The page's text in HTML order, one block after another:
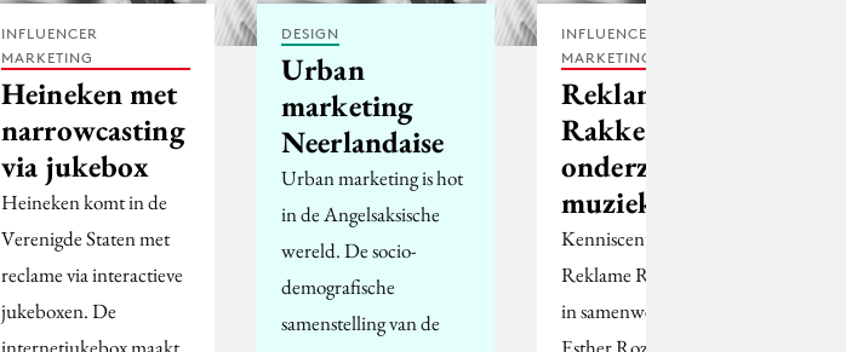
INFLUENCER
MARKETING
Heineken met
narrowcasting
via jukebox
Heineken komt in de
Verenigde Staten met
reclame via interactieve
jukeboxen. De
DESIGN
Urban
marketing
Neerlandaise
Urban marketing is hot
in de Angelsaksische
wereld. De socio-
demografische
samenstelling van de
INFLUENCER
MARKETING
Reklame
Rakkers
onderzoekt
muziekclips
Kenniscentrum
Reklame Rakkers start
in samenwerking met